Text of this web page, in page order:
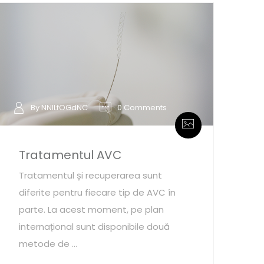
By NNILfOGdNC 0 Comments
Tratamentul AVC
Tratamentul și recuperarea sunt
diferite pentru fiecare tip de AVC în
parte. La acest moment, pe plan
internațional sunt disponibile două
metode de ...